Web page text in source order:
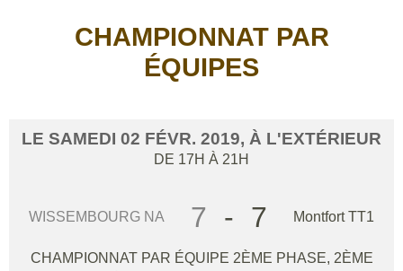
CHAMPIONNAT PAR
ÉQUIPES
LE SAMEDI 02 FÉVR. 2019, À L'EXTÉRIEUR
DE 17H À 21H
WISSEMBOURG NA 7 - 7 Montfort TT1
CHAMPIONNAT PAR ÉQUIPE 2ÈME PHASE, 2ÈME